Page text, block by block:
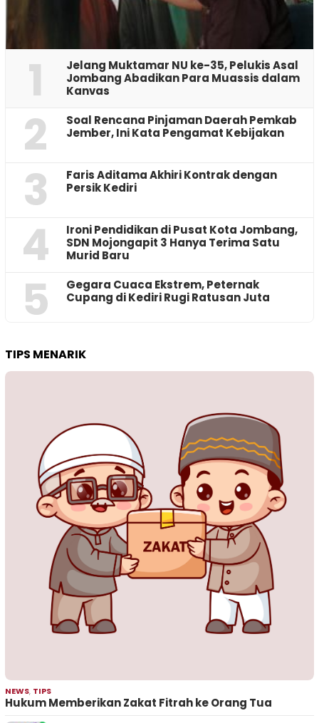
1
Jelang Muktamar NU ke-35, Pelukis Asal
Jombang Abadikan Para Muassis dalam
Kanvas
2
‎Soal Rencana Pinjaman Daerah Pemkab
Jember, Ini Kata Pengamat Kebijakan ‎
3
Faris Aditama Akhiri Kontrak dengan
Persik Kediri
4
Ironi Pendidikan di Pusat Kota Jombang,
SDN Mojongapit 3 Hanya Terima Satu
Murid Baru
5
‎Gegara Cuaca Ekstrem, Peternak
Cupang di Kediri Rugi Ratusan Juta
TIPS MENARIK
NEWS, TIPS
Hukum Memberikan Zakat Fitrah ke Orang Tua